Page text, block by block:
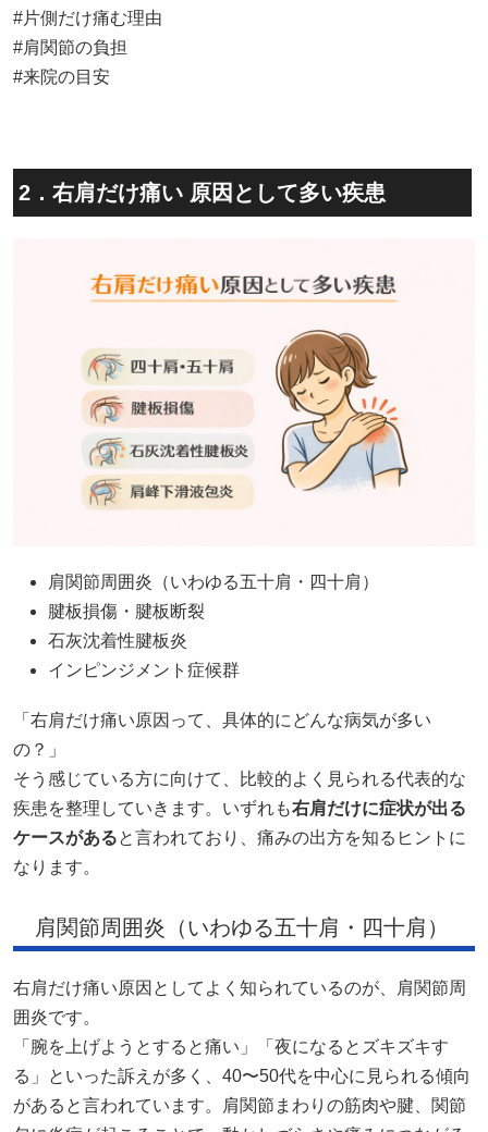
#片側だけ痛む理由
#肩関節の負担
#来院の目安
2．右肩だけ痛い 原因として多い疾患
肩関節周囲炎（いわゆる五十肩・四十肩）
腱板損傷・腱板断裂
石灰沈着性腱板炎
インピンジメント症候群
「右肩だけ痛い原因って、具体的にどんな病気が多い
の？」
そう感じている方に向けて、比較的よく見られる代表的な
疾患を整理していきます。いずれも右肩だけに症状が出る
ケースがあると言われており、痛みの出方を知るヒントに
なります。
肩関節周囲炎（いわゆる五十肩・四十肩）
右肩だけ痛い原因としてよく知られているのが、肩関節周
囲炎です。
「腕を上げようとすると痛い」「夜になるとズキズキす
る」といった訴えが多く、40〜50代を中心に見られる傾向
があると言われています。肩関節まわりの筋肉や腱、関節